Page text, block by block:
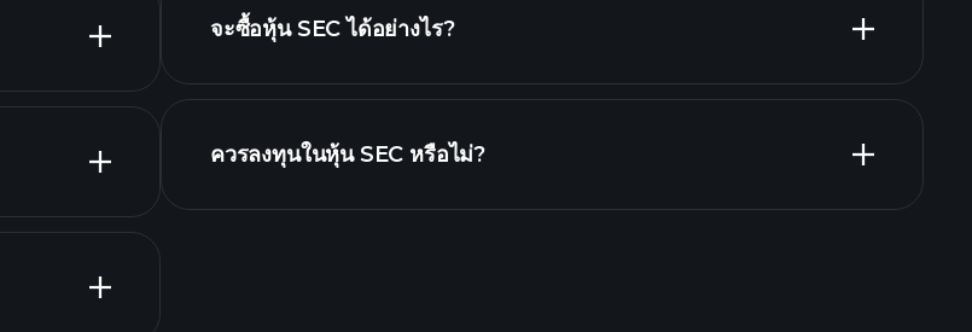
รายงานทางการเงิน SEC
จะซื้อหุ้น SEC ได้อย่างไร?
Playtrade Tournaments
โบรกเกอร์ที่
ควรลงทุนในหุ้น SEC หรือไม่?